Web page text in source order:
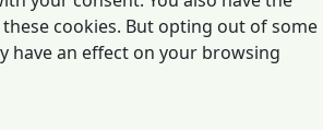
cookies. But opting out of some
have an effect on your browsing